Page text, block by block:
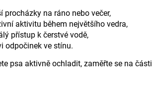
procházky na ráno nebo večer,
aktivitu během největšího vedra,
přístup k čerstvé vodě,
odpočinek ve stínu.
psa aktivně ochladit, zaměřte se na